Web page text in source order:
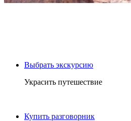
Выбрать экскурсию
Украсить путешествие
Купить разговорник